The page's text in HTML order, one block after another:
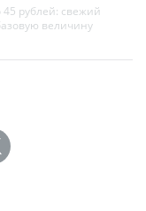
45 рублей: свежий
величину